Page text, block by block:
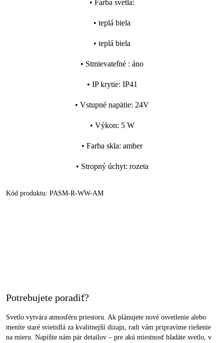
• Farba svetla:
• teplá biela
• teplá biela
• Stmievateľné : áno
• IP krytie: IP41
• Vstupné napätie: 24V
• Výkon: 5 W
• Farba skla: amber
• Stropný úchyt: rozeta
Kód produktu: PASM-R-WW-AM
Potrebujete poradiť?
Svetlo vytvára atmosféru priestoru. Ak plánujete nové osvetlenie alebo
meníte staré svietidlá za kvalitnejší dizajn, radi vám pripravíme riešenie
na mieru. Napíšte nám pár detailov – pre akú miestnosť hľadáte svetlo, v